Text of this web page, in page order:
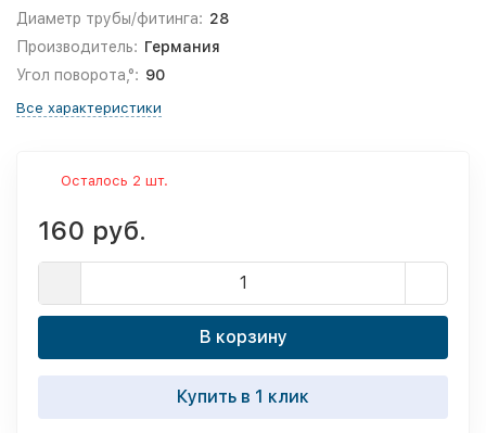
Диаметр трубы/фитинга: 28
Производитель: Германия
Угол поворота,°: 90
Все характеристики
Осталось 2 шт.
160 руб.
В корзину
Купить в 1 клик